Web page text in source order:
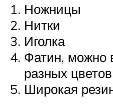
Ножницы
Нитки
Иголка
Фатин, можно
разных цветов
Широкая